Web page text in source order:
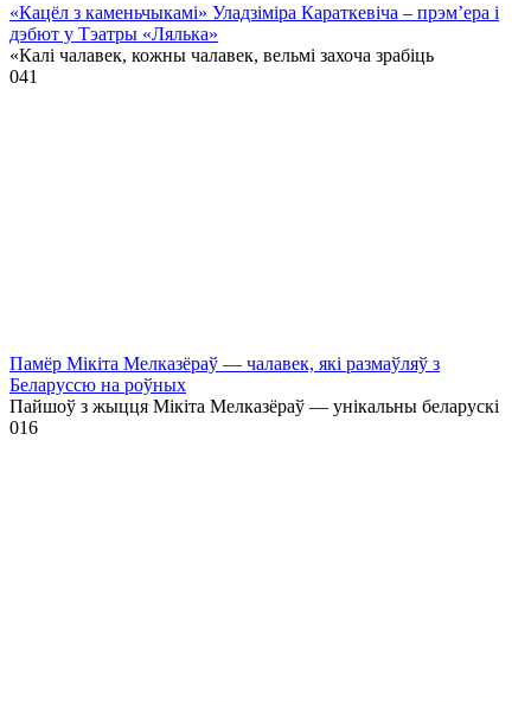
«Кацёл з каменьчыкамі» Уладзіміра Караткевіча – прэм’ера і
дэбют у Тэатры «Лялька»
«Калі чалавек, кожны чалавек, вельмі захоча зрабіць
041
Памёр Мікіта Мелказёраў — чалавек, які размаўляў з
Беларуссю на роўных
Пайшоў з жыцця Мікіта Мелказёраў — унікальны беларускі
016